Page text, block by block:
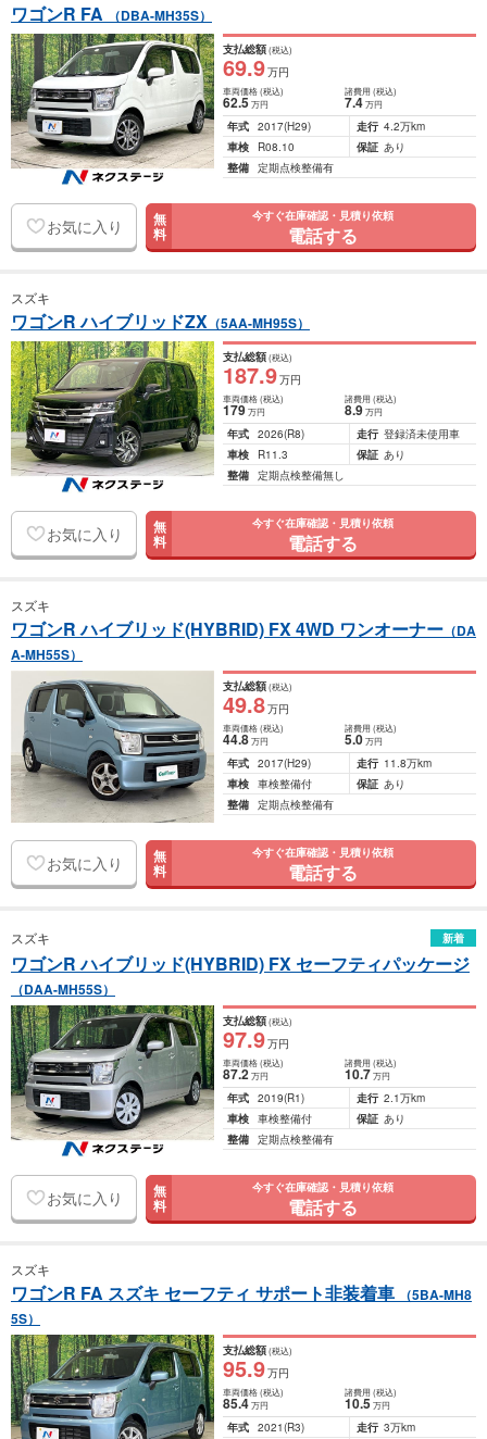
ワゴンR FA （DBA-MH35S）
支払総額(税込)
69.9万円
車両価格(税込)
62.5万円
諸費用 (税込)
7.4 万円
年式 2017(H29) 走行 4.2万km
車検
R08.10 保証 あり
整備 定期点検整備有
お気に入り 無
料
今すぐ在庫確認・見積り依頼
電話する
スズキ
ワゴンR ハイブリッドZX （5AA-MH95S）
支払総額(税込)
187.9万円
車両価格(税込)
179万円
諸費用 (税込)
8.9 万円
年式 2026(R8) 走行 登録済未使用車
車検
R11.3 保証 あり
整備 定期点検整備無し
お気に入り 無
料
今すぐ在庫確認・見積り依頼
電話する
スズキ
ワゴンR ハイブリッド(HYBRID) FX 4WD ワンオーナー （DA
A-MH55S）
支払総額(税込)
49.8万円
車両価格(税込)
44.8万円
諸費用 (税込)
5.0 万円
年式 2017(H29) 走行 11.8万km
車検 車検整備付 保証 あり
整備 定期点検整備有
お気に入り 無
料
今すぐ在庫確認・見積り依頼
電話する
スズキ 新着
ワゴンR ハイブリッド(HYBRID) FX セーフティパッケージ
（DAA-MH55S）
支払総額(税込)
97.9万円
車両価格(税込)
87.2万円
諸費用 (税込)
10.7 万円
年式 2019(R1) 走行 2.1万km
車検 車検整備付 保証 あり
整備 定期点検整備有
お気に入り 無
料
今すぐ在庫確認・見積り依頼
電話する
スズキ
ワゴンR FA スズキ セーフティ サポート非装着車
（5BA-MH8
5S）
支払総額(税込)
95.9万円
車両価格(税込)
85.4万円
諸費用 (税込)
10.5 万円
年式 2021(R3) 走行 3万km